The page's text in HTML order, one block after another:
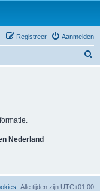
Aanmelden
Registreer
Nederland
Alle tijden zijn UTC+01:00